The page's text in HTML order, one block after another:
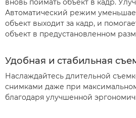
вновь поймать объект в кадр.
Автоматический режим
объект выходит за кадр, и
объект в предустановленном
Удобная и стабильная
Наслаждайтесь длительной
снимками даже при
благодаря улучшенной